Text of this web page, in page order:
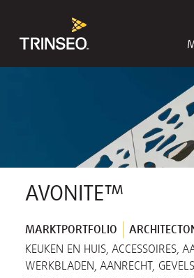
AVONITE™
MARKTPORTFOLIO
KEUKEN EN HUIS, ACCESSOIRES,
WERKBLADEN, AANRECHT,